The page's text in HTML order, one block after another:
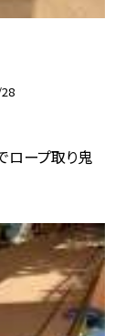
ロープ取り鬼